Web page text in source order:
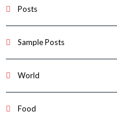
Posts
Sample Posts
World
Food